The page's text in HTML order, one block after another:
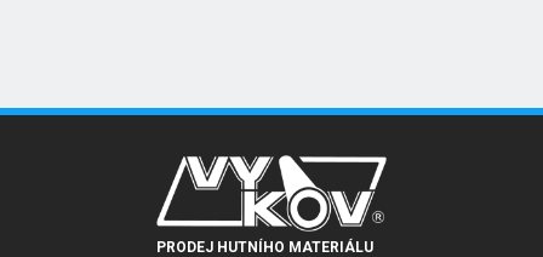
PRODEJ HUTNÍHO MATERIÁLU